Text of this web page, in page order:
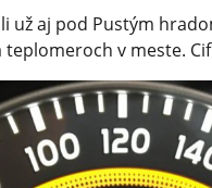
už aj pod Pustým
v meste.